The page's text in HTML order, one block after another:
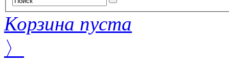
Корзина пуста
〉